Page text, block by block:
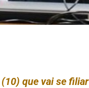
que vai se filiar